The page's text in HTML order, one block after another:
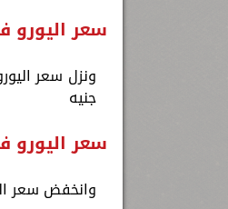
سعر اليورو
جنيه
سعر اليورو
وانخفض سعر اليورو في